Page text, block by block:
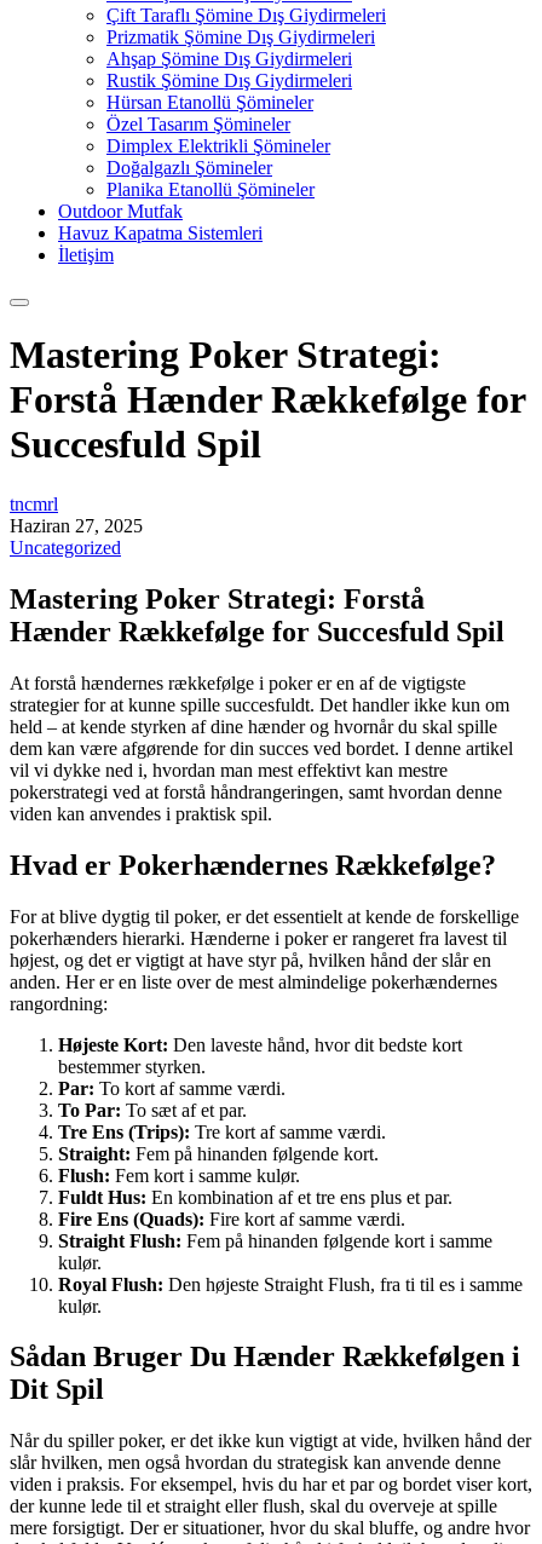
Çift Taraflı Şömine Dış Giydirmeleri
Prizmatik Şömine Dış Giydirmeleri
Ahşap Şömine Dış Giydirmeleri
Rustik Şömine Dış Giydirmeleri
Hürsan Etanollü Şömineler
Özel Tasarım Şömineler
Dimplex Elektrikli Şömineler
Doğalgazlı Şömineler
Planika Etanollü Şömineler
Outdoor Mutfak
Havuz Kapatma Sistemleri
İletişim
Mastering Poker Strategi:
Forstå Hænder Rækkefølge for
Succesfuld Spil
tncmrl
Haziran 27, 2025
Uncategorized
Mastering Poker Strategi: Forstå
Hænder Rækkefølge for Succesfuld Spil
At forstå hændernes rækkefølge i poker er en af de vigtigste
strategier for at kunne spille succesfuldt. Det handler ikke kun om
held – at kende styrken af dine hænder og hvornår du skal spille
dem kan være afgørende for din succes ved bordet. I denne artikel
vil vi dykke ned i, hvordan man mest effektivt kan mestre
pokerstrategi ved at forstå håndrangeringen, samt hvordan denne
viden kan anvendes i praktisk spil.
Hvad er Pokerhændernes Rækkefølge?
For at blive dygtig til poker, er det essentielt at kende de forskellige
pokerhænders hierarki. Hænderne i poker er rangeret fra lavest til
højest, og det er vigtigt at have styr på, hvilken hånd der slår en
anden. Her er en liste over de mest almindelige pokerhændernes
rangordning:
Højeste Kort: Den laveste hånd, hvor dit bedste kort
bestemmer styrken.
Par: To kort af samme værdi.
To Par: To sæt af et par.
Tre Ens (Trips): Tre kort af samme værdi.
Straight: Fem på hinanden følgende kort.
Flush: Fem kort i samme kulør.
Fuldt Hus: En kombination af et tre ens plus et par.
Fire Ens (Quads): Fire kort af samme værdi.
Straight Flush: Fem på hinanden følgende kort i samme
kulør.
Royal Flush: Den højeste Straight Flush, fra ti til es i samme
kulør.
Sådan Bruger Du Hænder Rækkefølgen i
Dit Spil
Når du spiller poker, er det ikke kun vigtigt at vide, hvilken hånd der
slår hvilken, men også hvordan du strategisk kan anvende denne
viden i praksis. For eksempel, hvis du har et par og bordet viser kort,
der kunne lede til et straight eller flush, skal du overveje at spille
mere forsigtigt. Der er situationer, hvor du skal bluffe, og andre hvor